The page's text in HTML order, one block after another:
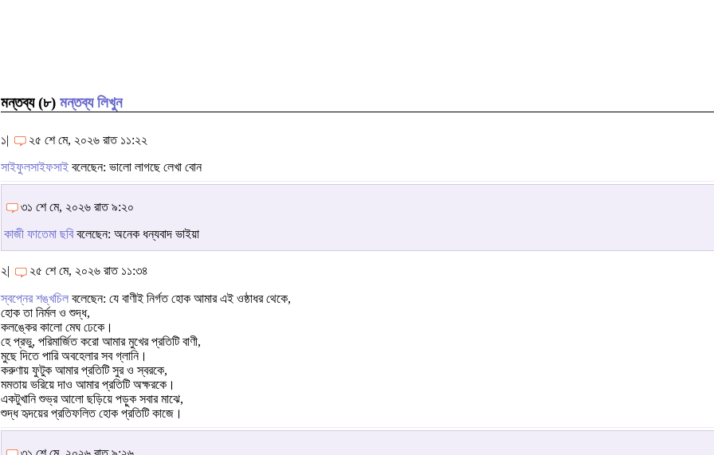
মন্তব্য (৮) মন্তব্য লিখুন
১| ২৫ শে মে, ২০২৬ রাত ১১:২২
সাইফুলসাইফসাই বলেছেন: ভালো লাগছে লেখা বোন
৩১ শে মে, ২০২৬ রাত ৯:২০
কাজী ফাতেমা ছবিবলেছেন: অনেক ধন্যবাদ ভাইয়া
২| ২৫ শে মে, ২০২৬ রাত ১১:৩৪
স্বপ্নের শঙ্খচিল বলেছেন: যে বাণীই নির্গত হোক আমার এই ওষ্ঠাধর থেকে,
হোক তা নির্মল ও শুদ্ধ,
কলঙ্কের কালো মেঘ ঢেকে।
হে প্রভু, পরিমার্জিত করো আমার মুখের প্রতিটি বাণী,
মুছে দিতে পারি অবহেলার সব গ্লানি।
করুণায় ফুটুক আমার প্রতিটি সুর ও স্বরকে,
মমতায় ভরিয়ে দাও আমার প্রতিটি অক্ষরকে।
একটুখানি শুভ্র আলো ছড়িয়ে পড়ুক সবার মাঝে,
শুদ্ধ হৃদয়ের প্রতিফলিত হোক প্রতিটি কাজে।